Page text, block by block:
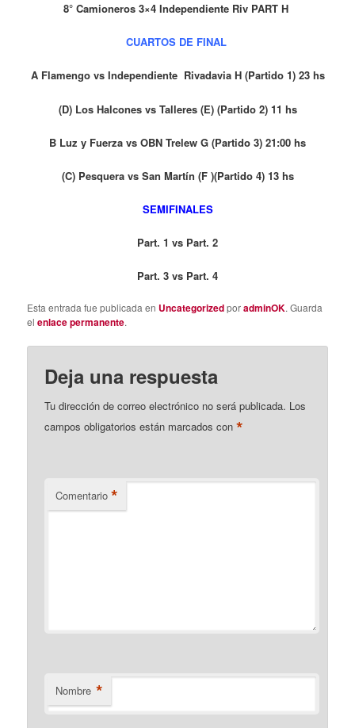
8° Camioneros 3×4 Independiente Riv PART H
CUARTOS DE FINAL
A Flamengo vs Independiente Rivadavia H (Partido 1) 23 hs
(D) Los Halcones vs Talleres (E) (Partido 2) 11 hs
B Luz y Fuerza vs OBN Trelew G (Partido 3) 21:00 hs
(C) Pesquera vs San Martín (F )(Partido 4) 13 hs
SEMIFINALES
Part. 1 vs Part. 2
Part. 3 vs Part. 4
Esta entrada fue publicada en UncategorizedporadminOK. Guarda
elenlace permanente.
Deja una respuesta
Tu dirección de correo electrónico no será publicada. Los
campos obligatorios están marcados con*
Comentario *
Nombre *